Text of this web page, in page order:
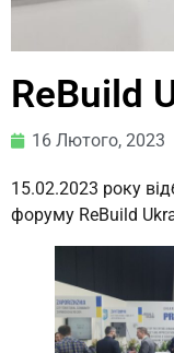
ReBuild
16 Лютого, 2023
15.02.2023 року
форуму ReBuild